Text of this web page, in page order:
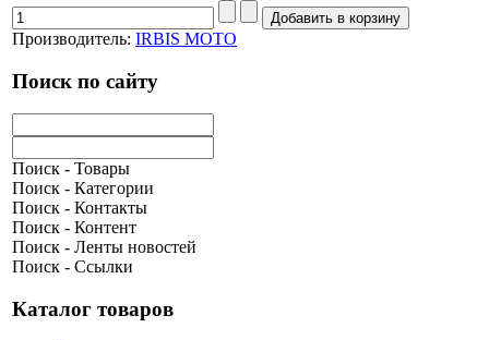
Производитель: IRBIS MOTO
Поиск по сайту
Поиск - Товары
Поиск - Категории
Поиск - Контакты
Поиск - Контент
Поиск - Ленты новостей
Поиск - Ссылки
Каталог товаров